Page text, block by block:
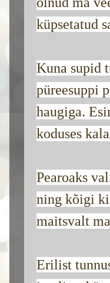
küpsetatud
Kuna supid
püreesuppi
haugiga.
koduses
Pearoaks
ning kõigi
maitsvalt
Erilist